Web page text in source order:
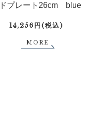
プレート26cm blue
14,256円(税込)
MORE